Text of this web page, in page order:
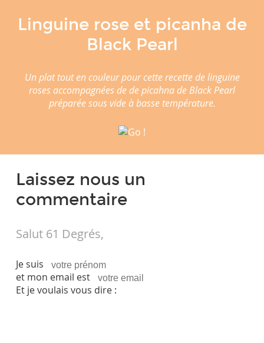
Linguine rose et picanha de
Black Pearl
Un plat tout en couleur pour cette recette de linguine
roses accompagnées de de picahna de Black Pearl
préparée sous vide à basse température.
Laissez nous un
commentaire
Salut 61 Degrés,
Je suis
et mon email est
Et je voulais vous dire :